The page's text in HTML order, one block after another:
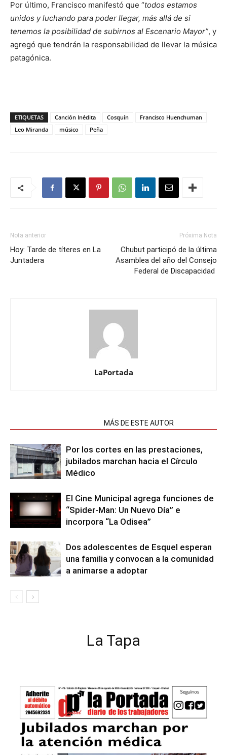
Por último, Francisco manifestó que “todos estamos
unidos y luchando para poder llegar, más allá de si
tenemos la posibilidad de subirnos al Escenario Mayor”, y
agregó que tendrán la responsabilidad de llevar la música
patagónica.
ETIQUETAS Canción Inédita Cosquín
Francisco Huenchuman
Leo Miranda
músico Peña
Nota anterior
Hoy: Tarde de títeres en La
Juntadera
Próxima Nota
Chubut participó de la última
Asamblea del año del Consejo
Federal de Discapacidad
LaPortada
MÁS DE ESTE AUTOR
Por los cortes en las prestaciones,
jubilados marchan hacia el Círculo
Médico
El Cine Municipal agrega funciones de
“Spider-Man: Un Nuevo Día” e
incorpora “La Odisea”
Dos adolescentes de Esquel esperan
una familia y convocan a la comunidad
a animarse a adoptar
La Tapa